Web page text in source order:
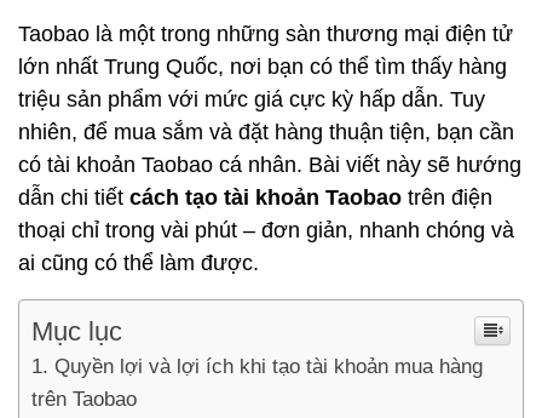
Taobao là một trong những sàn thương mại điện tử
lớn nhất Trung Quốc, nơi bạn có thể tìm thấy hàng
triệu sản phẩm với mức giá cực kỳ hấp dẫn. Tuy
nhiên, để mua sắm và đặt hàng thuận tiện, bạn cần
có tài khoản Taobao cá nhân. Bài viết này sẽ hướng
dẫn chi tiết cách tạo tài khoản Taobao trên điện
thoại chỉ trong vài phút – đơn giản, nhanh chóng và
ai cũng có thể làm được.
Mục lục
Quyền lợi và lợi ích khi tạo tài khoản mua hàng
trên Taobao